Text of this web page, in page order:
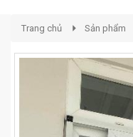
Trang chủ Sản phẩm